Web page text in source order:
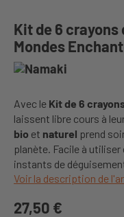
Kit de 6
Mondes
Avec le Kit de 6
laissent libre cours à
bio et naturel prend
planète. Facile à
instants de
Voir la description de
27,50 €